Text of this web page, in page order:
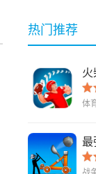
热门推荐
火
体
最